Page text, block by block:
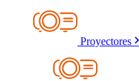
Proyectores